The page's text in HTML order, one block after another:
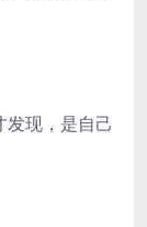
现，是自己